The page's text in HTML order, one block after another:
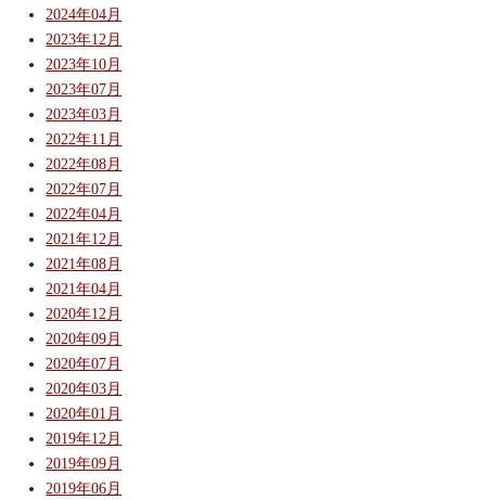
2024年04月
2023年12月
2023年10月
2023年07月
2023年03月
2022年11月
2022年08月
2022年07月
2022年04月
2021年12月
2021年08月
2021年04月
2020年12月
2020年09月
2020年07月
2020年03月
2020年01月
2019年12月
2019年09月
2019年06月